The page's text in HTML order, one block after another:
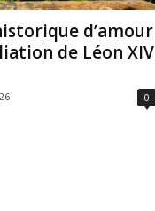
d’amour
de Léon XIV
0